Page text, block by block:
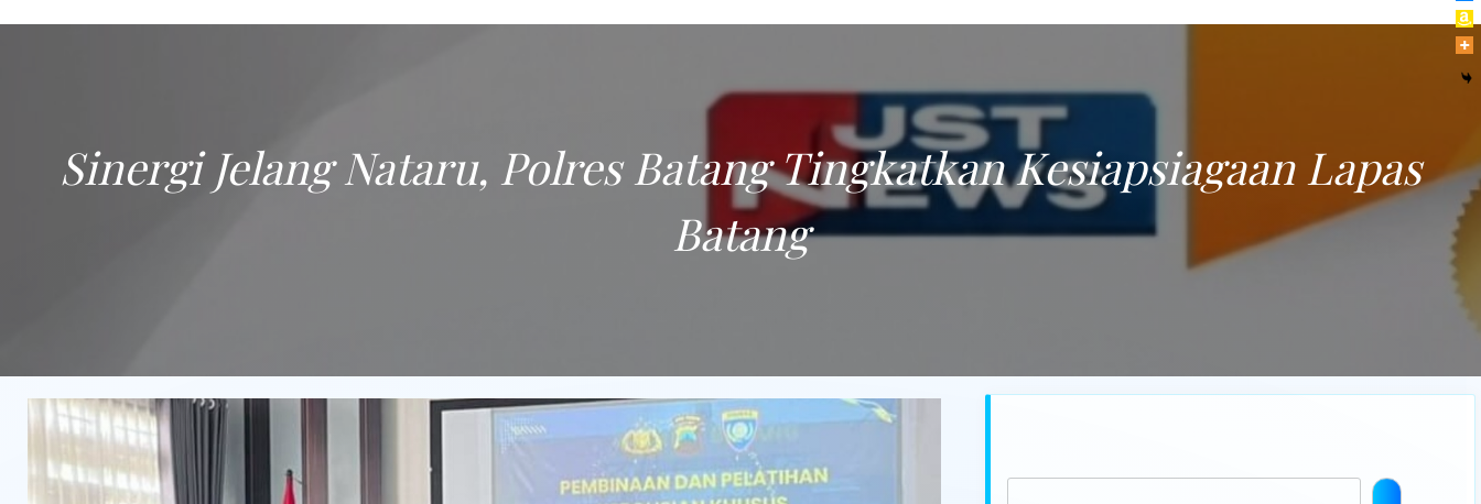
Sinergi Jelang Nataru, Polres Batang Tingkatkan Kesiapsiagaan Lapas
Batang